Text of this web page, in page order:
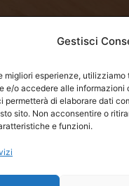
Gestisci
migliori esperienze,
e/o accedere alle informazioni
permetterà di elaborare dati
sito. Non acconsentire o
e funzioni.